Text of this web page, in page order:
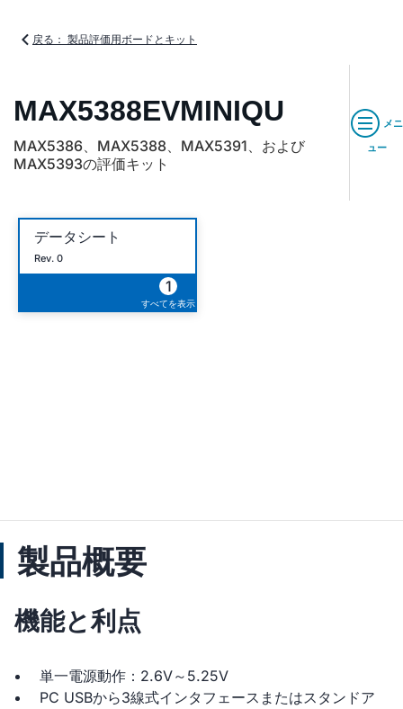
戻る： 製品評価用ボードとキット
MAX5388EVMINIQU
MAX5386、MAX5388、MAX5391、および
MAX5393の評価キット
メニ
ュー
データシート
Rev. 0
1
すべてを表示
製品概要
機能と利点
単一電源動作：2.6V～5.25V
PC USBから3線式インタフェースまたはスタンドア